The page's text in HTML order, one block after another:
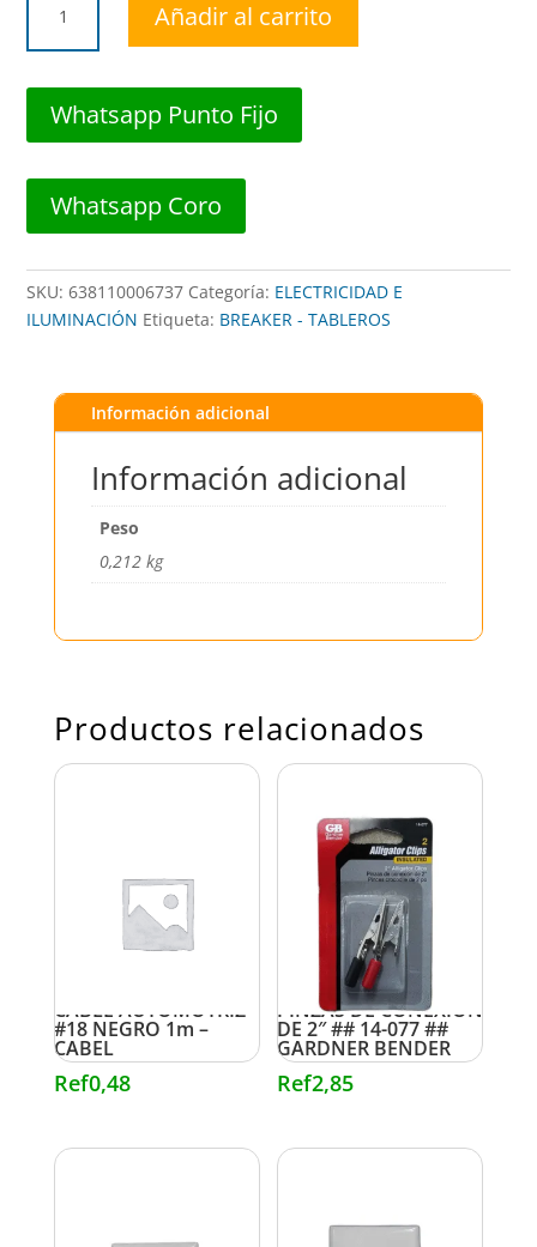
SWITCH
500V
DAKOTA
##
BROWN
cantidad
Añadir al carrito
Whatsapp Punto Fijo
Whatsapp Coro
SKU:638110006737 Categoría: ELECTRICIDAD E
ILUMINACIÓN Etiqueta: BREAKER - TABLEROS
Información adicional
Información adicional
Peso
0,212 kg
Productos relacionados
CABLE AUTOMOTRIZ
#18 NEGRO 1m –
CABEL
Ref0,48
PINZAS DE CONEXIÓN
DE 2″ ## 14-077 ##
GARDNER BENDER
Ref2,85